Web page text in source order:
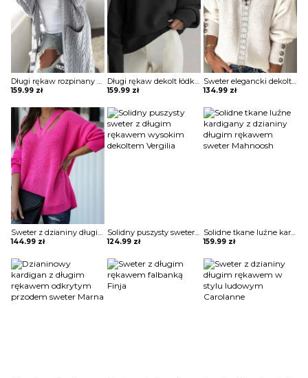
Długi rękaw rozpinany kieszenie jodełka wzór dłuższy casual do pracy płaszcz jesień zima sweter Neetu
159.99 zł
Długi rękaw dekolt łódka golf odkryte ramię luźny dzianina elegancki casual sweter Berfu
159.99 zł
Sweter elegancki dekolt v lamówka koronka w serek długi rękaw bufka mankiety guziki luźna w prążki Desirae
134.99 zł
Sweter z dzianiny długim rękawem i solidnym wycięciem Freddy
144.99 zł
Solidny puszysty sweter z długim rękawem wysokim dekoltem Vergilia
124.99 zł
Solidne tkane luźne kardigany z dzianiny długim rękawem sweter Mahnoosh
159.99 zł